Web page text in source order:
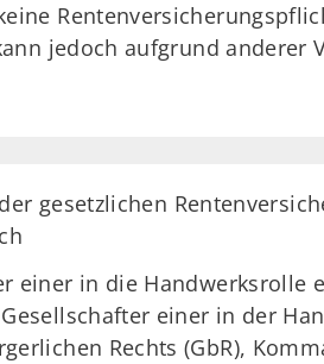
jedoch aufgrund
gesetzlichen
einer in die Handwerksrolle
einer in der
Rechts (GbR),